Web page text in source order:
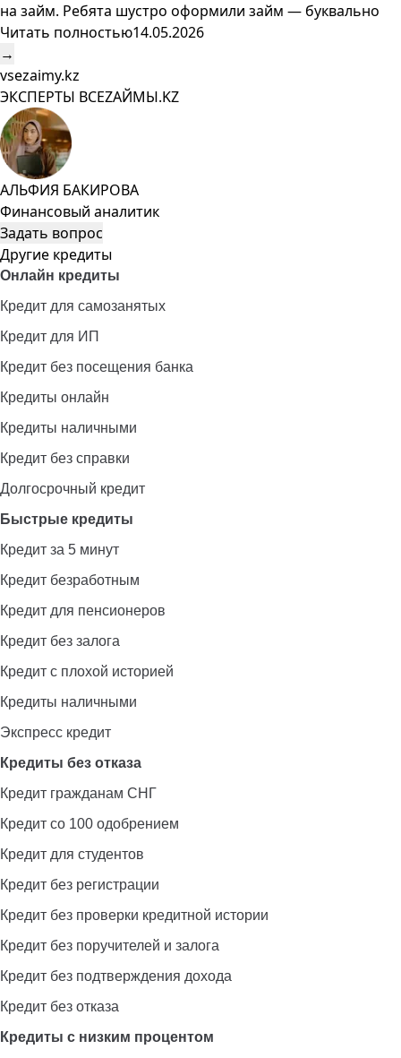
на займ. Ребята шустро оформили займ — буквально
Читать полностью14.05.2026
→
vsezaimy.kz
ЭКСПЕРТЫ ВСЕZAЙМЫ.KZ
АЛЬФИЯ БАКИРОВА
Финансовый аналитик
Задать вопрос
Другие кредиты
Онлайн кредиты
Кредит для самозанятых
Кредит для ИП
Кредит без посещения банка
Кредиты онлайн
Кредиты наличными
Кредит без справки
Долгосрочный кредит
Быстрые кредиты
Кредит за 5 минут
Кредит безработным
Кредит для пенсионеров
Кредит без залога
Кредит с плохой историей
Кредиты наличными
Экспресс кредит
Кредиты без отказа
Кредит гражданам СНГ
Кредит со 100 одобрением
Кредит для студентов
Кредит без регистрации
Кредит без проверки кредитной истории
Кредит без поручителей и залога
Кредит без подтверждения дохода
Кредит без отказа
Кредиты с низким процентом